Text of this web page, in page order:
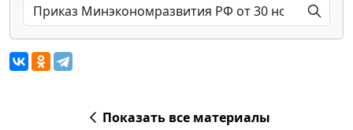
Показать все материалы